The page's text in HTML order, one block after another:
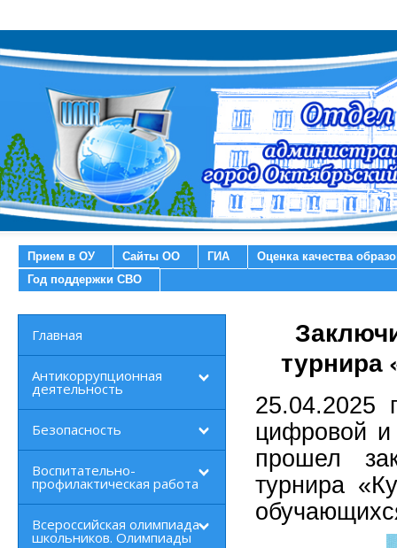
Прием в ОУ Сайты ОО ГИА
Оценка качества
Год поддержки СВО
Главная
Антикоррупционная
деятельность
Безопасность
Воспитательно-
профилактическая работа
Всероссийская олимпиада
школьников. Олимпиады
турнира
25.04.2025
цифровой
прошел
турнира